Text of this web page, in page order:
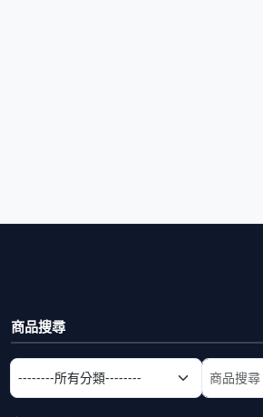
商品搜尋
選擇商品分類
搜尋商品關鍵字